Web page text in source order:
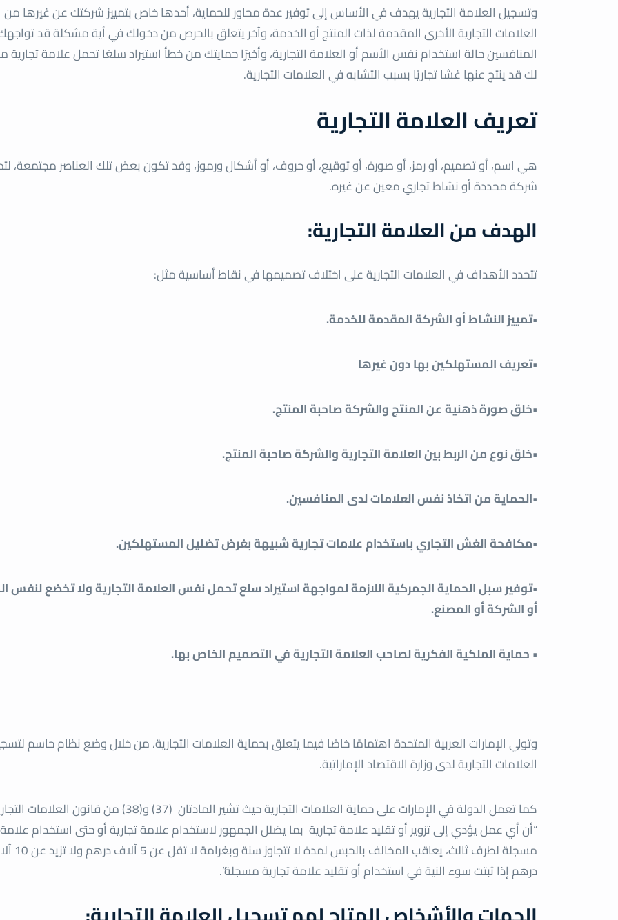
وتسجيل العلامة التجارية يهدف في الأساس إلى توفير عدة محاور للحماية، أحدها خاص بتمييز شركتك عن غيرها من
العلامات التجارية الأخرى المقدمة لذات المنتج أو الخدمة، وآخر يتعلق بالحرص من دخولك في أية مشكلة قد
المنافسين حالة استخدام نفس الأسم أو العلامة التجارية، وأخيرًا حمايتك من خطأ استيراد سلعًا تحمل علامة
لك قد ينتج عنها غشَا تجاريًا بسبب التشابه في العلامات التجارية.
تعريف العلامة التجارية
هي اسم، أو تصميم، أو رمز، أو صورة، أو توقيع، أو حروف، أو أشكال ورموز، وقد تكون بعض تلك العناصر مجتمعة،
شركة محددة أو نشاط تجاري معين عن غيره.
الهدف من العلامة التجارية:
تتحدد الأهداف في العلامات التجارية على اختلاف تصميمها في نقاط أساسية مثل:
•تمييز النشاط أو الشركة المقدمة للخدمة.
•تعريف المستهلكين بها دون غيرها
•خلق صورة ذهنية عن المنتج والشركة صاحبة المنتج.
•خلق نوع من الربط بين العلامة التجارية والشركة صاحبة المنتج.
•الحماية من اتخاذ نفس العلامات لدى المنافسين.
•مكافحة الغش التجاري باستخدام علامات تجارية شبيهة بغرض تضليل المستهلكين.
•توفير سبل الحماية الجمركية اللازمة لمواجهة استيراد سلع تحمل نفس العلامة التجارية ولا تخضع لنفس
أو الشركة أو المصنع.
• حماية الملكية الفكرية لصاحب العلامة التجارية في التصميم الخاص بها.
وتولي الإمارات العربية المتحدة اهتمامًا خاصًا فيما يتعلق بحماية العلامات التجارية، من خلال وضع نظام حاسم
العلامات التجارية لدى وزارة الاقتصاد الإماراتية.
كما تعمل الدولة في الإمارات على حماية العلامات التجارية حيث تشير المادتان (37) و(38) من
“أن أي عمل يؤدي إلى تزوير أو تقليد علامة تجارية بما يضلل الجمهور لاستخدام علامة تجارية أو حتى استخدام علامة
مسجلة لطرف ثالث، يعاقب المخالف
درهم إذا ثبتت سوء النيةفي استخدام أو تقليد علامة تجارية مسجلة”.